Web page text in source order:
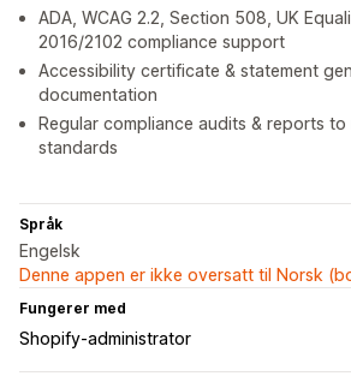
ADA, WCAG 2.2, Section 508, UK
2016/2102 compliance support
Accessibility certificate & statement
documentation
Regular compliance audits & reports
standards
Språk
Engelsk
Denne appen er ikke oversatt til Norsk
Fungerer med
Shopify-administrator